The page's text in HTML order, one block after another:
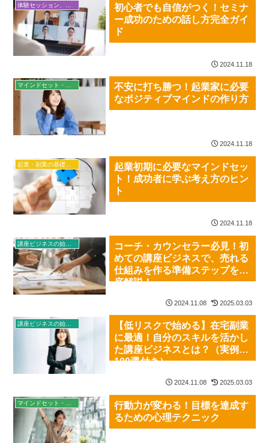
体験セッション、セミナー構築・ビジネス心理学
初心者でも自信がつく！セミナ
ー成功のための話し方完全ガイ
ド
2024.11.18
不安に打ち勝つ！起業家に必要
なポジティブマインドの作り方
2024.11.18
起業・副業の基礎知識
起業初期に必要なマインドセッ
ト！成功者に学ぶ考え方のヒン
ト
2024.11.18
講座ビジネスの始め方
コーチ・カウンセラー必見！初
めての講座ビジネスで、売れる
仕組みを作る準備ステップを徹
底解説！
2024.11.08 2025.03.03
講座ビジネスの始め方
【低リスクで始める】在宅副業
に最適！自分のスキルを活かし
た講座ビジネスとは？（実例
100選付き）
2024.11.08 2025.03.03
行動力が変わる！目標を達成す
るための心理テクニック